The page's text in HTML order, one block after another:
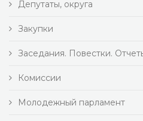
Депутаты, округа
Закупки
Заседания. Повестки.
Комиссии
Молодежный парламент